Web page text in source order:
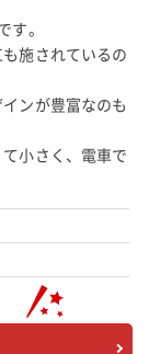
。
施されているの
ンが豊富なのも
小さく、電車で